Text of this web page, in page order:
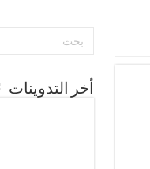
أخر التدوينات